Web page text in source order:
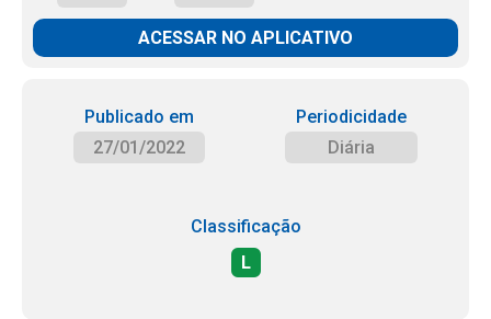
ACESSAR NO APLICATIVO
Publicado em
27/01/2022
Periodicidade
Diária
Classificação
L